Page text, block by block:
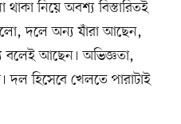
নিয়ে অবশ্য বিস্তারিতই
দলে অন্য যাঁরা আছেন,
বলেই আছেন। অভিজ্ঞতা,
হিসেবে খেলতে পারাটাই